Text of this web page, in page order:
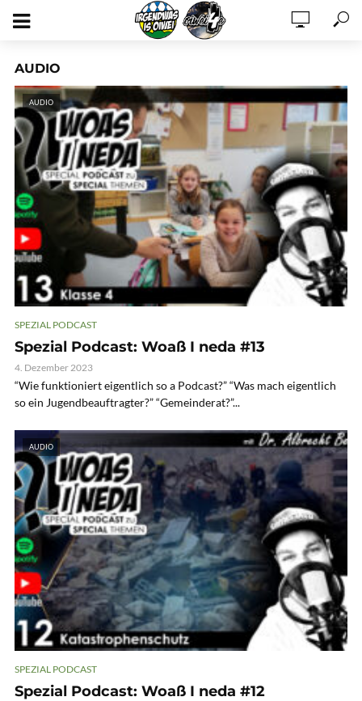
AUDIO
AUDIO
SPEZIAL PODCAST
Spezial Podcast: Woaß I neda #13
4. Dezember 2023
“Wie funktioniert eigentlich so a Podcast?” “Was mach eigentlich
so ein Jugendbeauftragter?” “Gemeinderat?”...
AUDIO
SPEZIAL PODCAST
Spezial Podcast: Woaß I neda #12